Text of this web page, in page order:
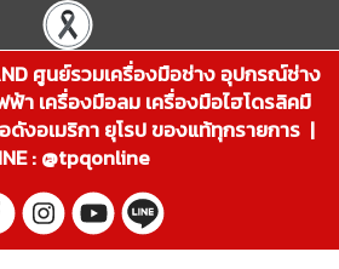
ศูนย์รวมเครื่องมือช่าง อุปกรณ์ช่าง
ฟ้า เครื่องมือลม เครื่องมือไฮโดรลิคมื
งอเมริกา ยุโรป ของแท้ทุกรายการ |
: @tpqonline